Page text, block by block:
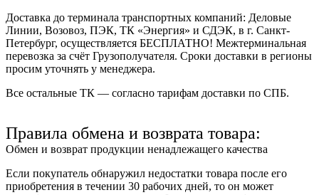
Доставка до терминала транспортных компаний: Деловые
Линии, Возовоз, ПЭК, ТК «Энергия» и СДЭК, в г. Санкт-
Петербург, осуществляется БЕСПЛАТНО! Межтерминальная
перевозка за счёт Грузополучателя. Сроки доставки в регионы
просим уточнять у менеджера.
Все остальные ТК — согласно тарифам доставки по СПБ.
Правила обмена и возврата товара:
Обмен и возврат продукции ненадлежащего качества
Если покупатель обнаружил недостатки товара после его
приобретения в течении 30 рабочих дней, то он может